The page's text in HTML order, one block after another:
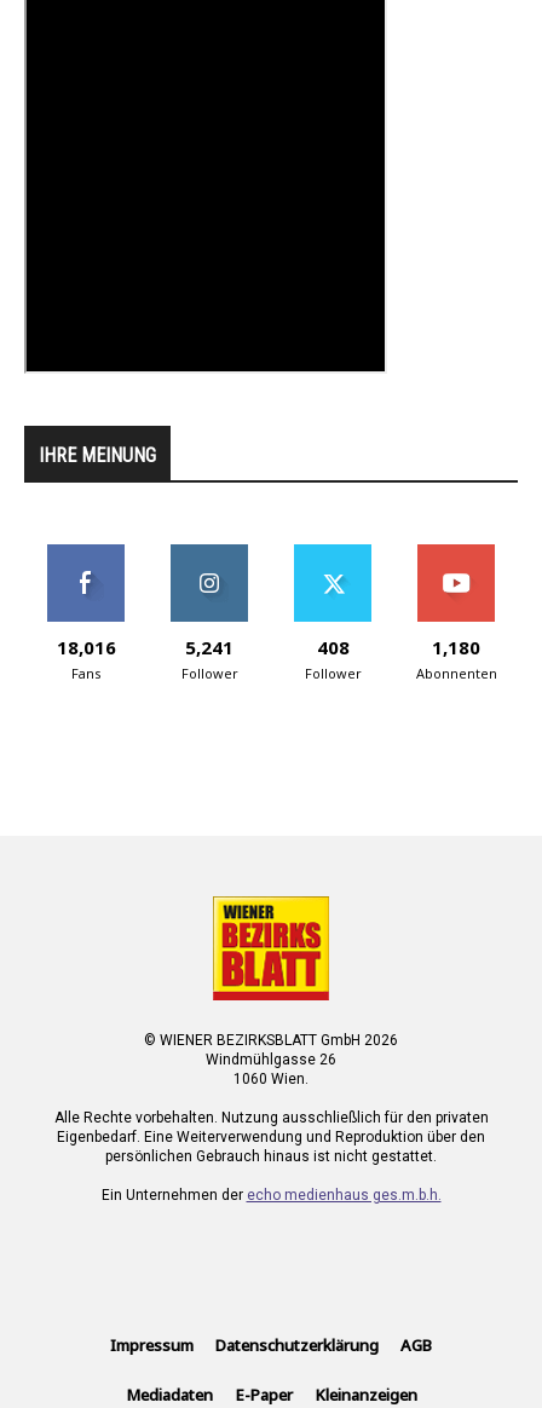
IHRE MEINUNG
18,016
Fans
5,241
Follower
408
Follower
1,180
Abonnenten
© WIENER BEZIRKSBLATT GmbH 2026
Windmühlgasse 26
1060 Wien.
Alle Rechte vorbehalten. Nutzung ausschließlich für den privaten
Eigenbedarf. Eine Weiterverwendung und Reproduktion über den
persönlichen Gebrauch hinaus ist nicht gestattet.
Ein Unternehmen der echo medienhaus ges.m.b.h.
Impressum Datenschutzerklärung AGB
Mediadaten E-Paper Kleinanzeigen